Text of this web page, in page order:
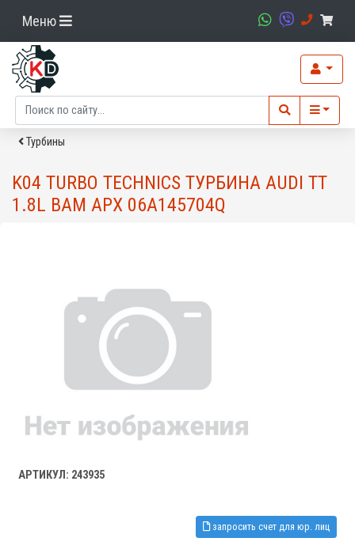
Меню
Турбины
K04 TURBO TECHNICS ТУРБИНА AUDI TT
1.8L BAM APX 06A145704Q
АРТИКУЛ: 243935
запросить счет для юр. лиц